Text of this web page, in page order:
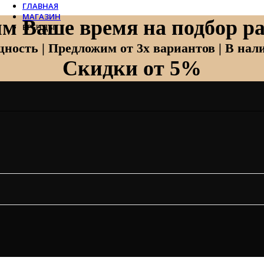
Ваше время на подбор
| Предложим от 3х вариантов | В
Скидки от 5%
ГЛАВНАЯ
МАГАЗИН
БРЕНДЫ
Zehnder
Zehnder Charleston
Loten
Mitsubishi Electric
Systemair